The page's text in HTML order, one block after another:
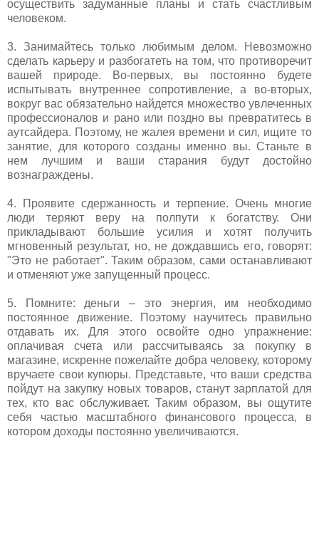
осуществить задуманные планы и стать счастливым
человеком.
3. Занимайтесь только любимым делом. Невозможно
сделать карьеру и разбогатеть на том, что противоречит
вашей природе. Во-первых, вы постоянно будете
испытывать внутреннее сопротивление, а во-вторых,
вокруг вас обязательно найдется множество увлеченных
профессионалов и рано или поздно вы превратитесь в
аутсайдера. Поэтому, не жалея времени и сил, ищите то
занятие, для которого созданы именно вы. Станьте в
нем лучшим и ваши старания будут достойно
вознаграждены.
4. Проявите сдержанность и терпение. Очень многие
люди теряют веру на полпути к богатству. Они
прикладывают большие усилия и хотят получить
мгновенный результат, но, не дождавшись его, говорят:
"Это не работает". Таким образом, сами останавливают
и отменяют уже запущенный процесс.
5. Помните: деньги – это энергия, им необходимо
постоянное движение. Поэтому научитесь правильно
отдавать их. Для этого освойте одно упражнение:
оплачивая счета или рассчитываясь за покупку в
магазине, искренне пожелайте добра человеку, которому
вручаете свои купюры. Представьте, что ваши средства
пойдут на закупку новых товаров, станут зарплатой для
тех, кто вас обслуживает. Таким образом, вы ощутите
себя частью масштабного финансового процесса, в
котором доходы постоянно увеличиваются.